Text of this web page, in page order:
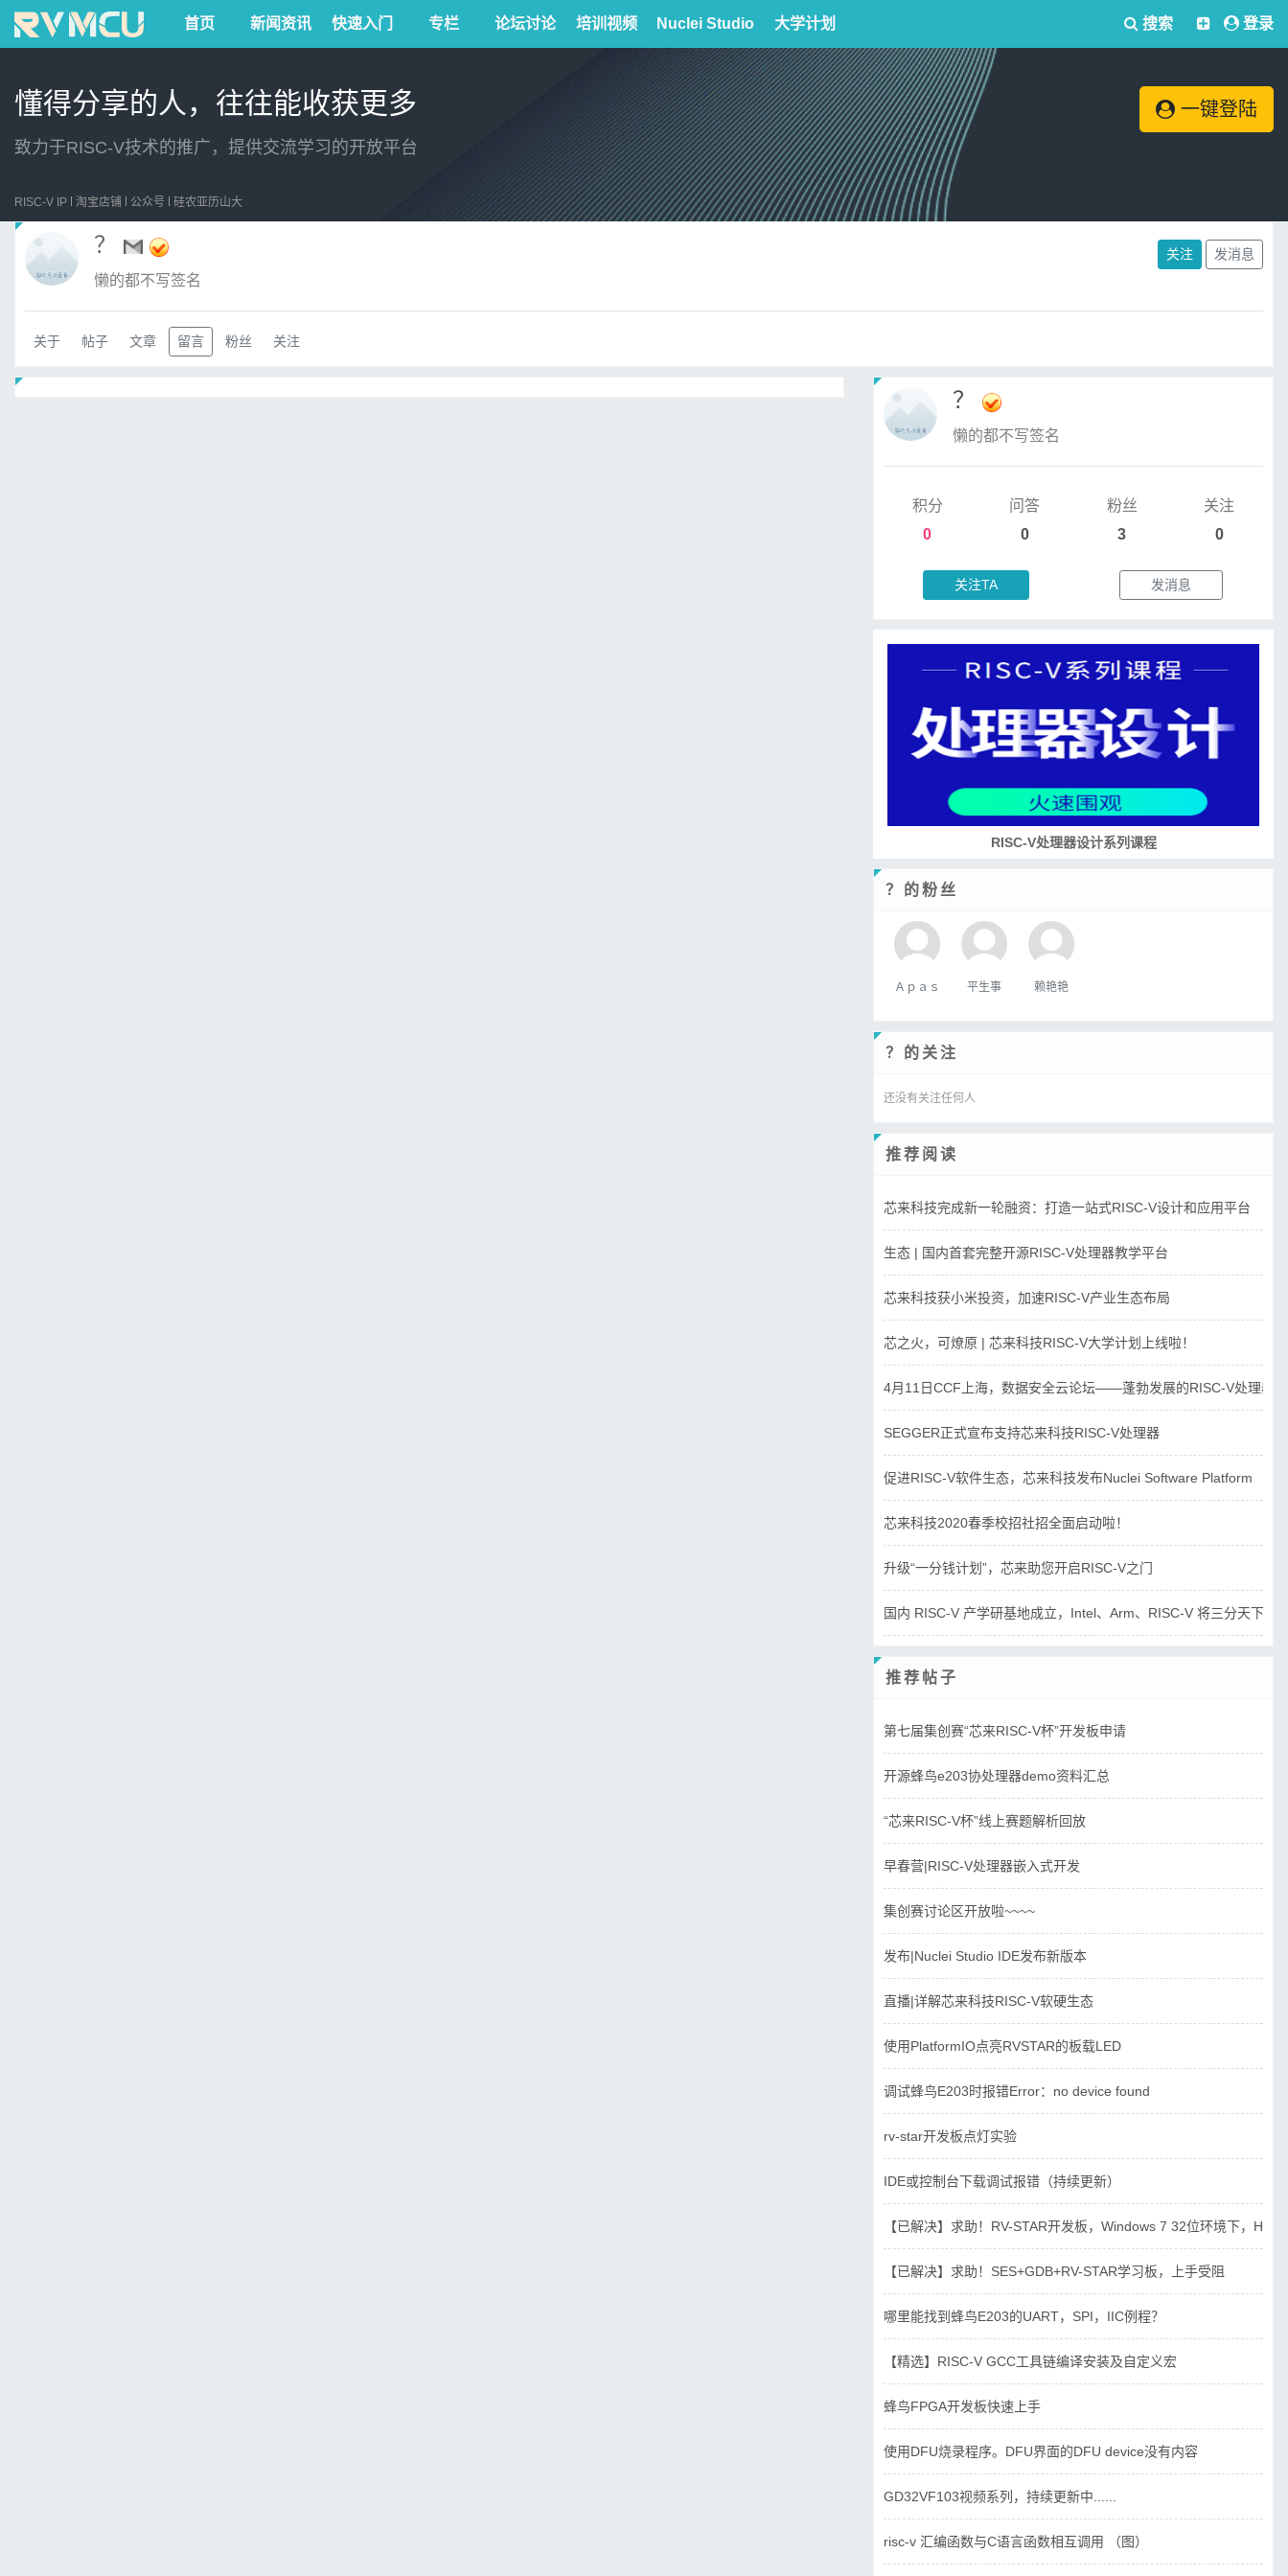
首页 新闻资讯 快速入门 专栏 论坛讨论 培训视频 Nuclei Studio 大学计划 搜索 登录
懂得分享的人，往往能收获更多
致力于RISC-V技术的推广，提供交流学习的开放平台
一键登陆
RISC-V IP 淘宝店铺 公众号 硅农亚历山大
？
懒的都不写签名
关注 发消息
关于 帖子 文章 留言 粉丝 关注
？
懒的都不写签名
积分
0
问答
0
粉丝
3
关注
0
关注TA 发消息
RISC-V处理器设计系列课程
？的粉丝
Ａｐａｓ 平生事 赖艳艳
？的关注
还没有关注任何人
推荐阅读
芯来科技完成新一轮融资：打造一站式RISC-V设计和应用平台
生态 | 国内首套完整开源RISC-V处理器教学平台
芯来科技获小米投资，加速RISC-V产业生态布局
芯之火，可燎原 | 芯来科技RISC-V大学计划上线啦！
4月11日CCF上海，数据安全云论坛——蓬勃发展的RISC-V处理器
SEGGER正式宣布支持芯来科技RISC-V处理器
促进RISC-V软件生态，芯来科技发布Nuclei Software Platform
芯来科技2020春季校招社招全面启动啦！
升级“一分钱计划”，芯来助您开启RISC-V之门
国内 RISC-V 产学研基地成立，Intel、Arm、RISC-V 将三分天下？
推荐帖子
第七届集创赛“芯来RISC-V杯”开发板申请
开源蜂鸟e203协处理器demo资料汇总
“芯来RISC-V杯”线上赛题解析回放
早春营|RISC-V处理器嵌入式开发
集创赛讨论区开放啦~~~~
发布|Nuclei Studio IDE发布新版本
直播|详解芯来科技RISC-V软硬生态
使用PlatformIO点亮RVSTAR的板载LED
调试蜂鸟E203时报错Error：no device found
rv-star开发板点灯实验
IDE或控制台下载调试报错（持续更新）
【已解决】求助！RV-STAR开发板，Windows 7 32位环境下，
【已解决】求助！SES+GDB+RV-STAR学习板，上手受阻
哪里能找到蜂鸟E203的UART，SPI，IIC例程？
【精选】RISC-V GCC工具链编译安装及自定义宏
蜂鸟FPGA开发板快速上手
使用DFU烧录程序。DFU界面的DFU device没有内容
GD32VF103视频系列，持续更新中......
risc-v 汇编函数与C语言函数相互调用 （图）